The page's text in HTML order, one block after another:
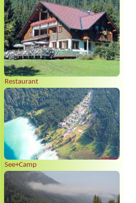
Termin ab 2026-07-28 |
Strandcamping Brückler Nord
11
Restaurant
See+Camp